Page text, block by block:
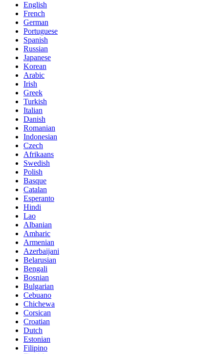
English
French
German
Portuguese
Spanish
Russian
Japanese
Korean
Arabic
Irish
Greek
Turkish
Italian
Danish
Romanian
Indonesian
Czech
Afrikaans
Swedish
Polish
Basque
Catalan
Esperanto
Hindi
Lao
Albanian
Amharic
Armenian
Azerbaijani
Belarusian
Bengali
Bosnian
Bulgarian
Cebuano
Chichewa
Corsican
Croatian
Dutch
Estonian
Filipino